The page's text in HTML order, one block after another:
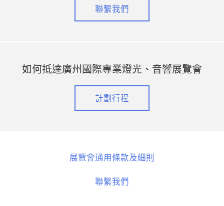
聯繫我們
如何抵達廣州國際專業燈光、音響展覽會
計劃行程
展覽會通用條款及細則
聯繫我們